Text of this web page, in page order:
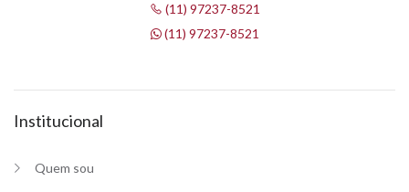
(11) 97237-8521
(11) 97237-8521
Institucional
Quem sou